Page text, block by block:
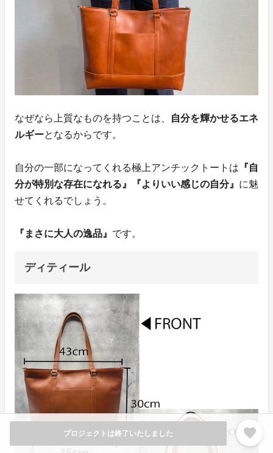
プロジェクトは終了いたしました favorite
なぜなら上質なものを持つことは、
自分を輝かせるエネ
ルギーとなるからです。
自分の一部になってくれる極上アンチックトートは 『自
分が特別な存在になれる』『よりいい感じの自分』 に魅
せてくれるでしょう。
『まさに大人の逸品』 です。
ディティール